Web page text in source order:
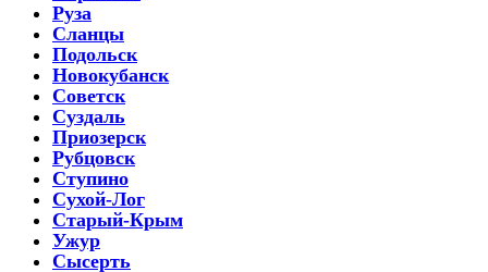
Руза
Сланцы
Подольск
Новокубанск
Советск
Суздаль
Приозерск
Рубцовск
Ступино
Сухой-Лог
Старый-Крым
Ужур
Сысерть